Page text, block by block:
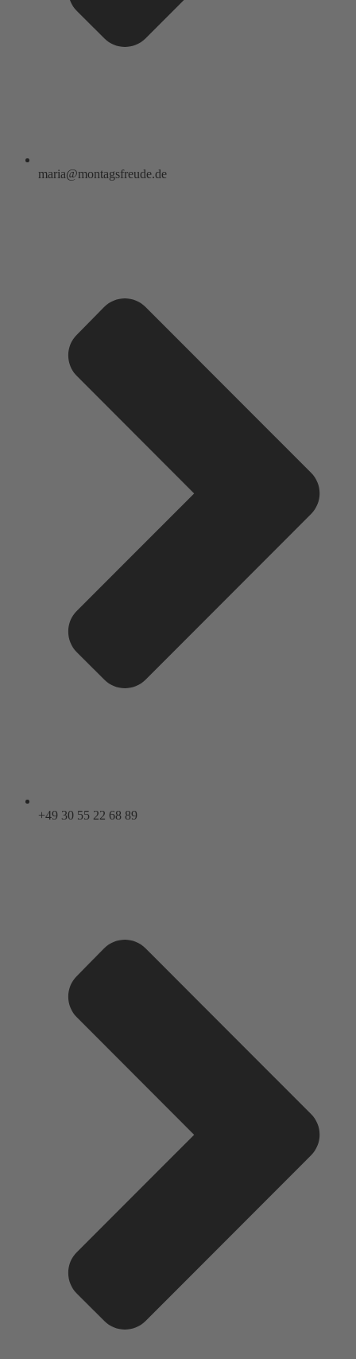
maria@montagsfreude.de
+49 30 55 22 68 89